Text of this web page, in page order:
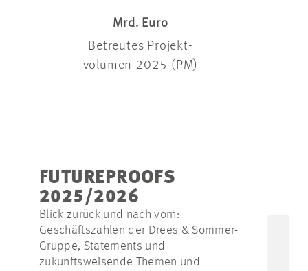
Mrd. Euro
Betreutes Projekt-
volumen 2025 (PM)
FUTUREPROOFS
2025/2026
Blick zurück und nach vorn:
Geschäftszahlen der Drees & Sommer-
Gruppe, Statements und
zukunftsweisende Themen und